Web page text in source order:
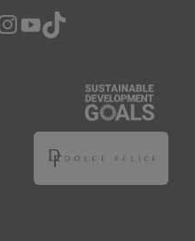
規定に違反した場合。
においても、当該会員は、
生した支払義務等の取引上
履行責任を免れないものと
るアプリ等でサービスを利
（以下「仮登録」といいま